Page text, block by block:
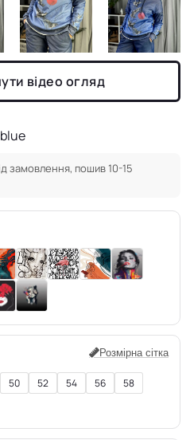
відео огляд
замовлення, пошив 10-15
Розмірна сітка
50 52 54 56
58